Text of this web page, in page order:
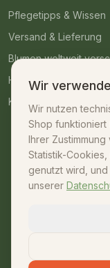
Pflegetipps & Wissen
Versand & Lieferung
Blumen weltweit
Häufige Fragen
Kontakt
Kontakt
07042 – 23009
shop@unsere-
Wir
Wir nutzen
Shop funktioniert
Ihrer
Statistik-
genutzt wird,
unserer